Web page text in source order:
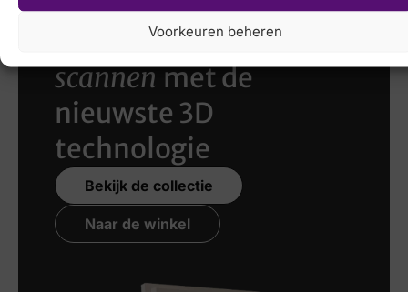
Voorkeuren beheren
Laat uw voeten
scannenmet de
nieuwste 3D
technologie
Bekijk de collectie
Naar de winkel